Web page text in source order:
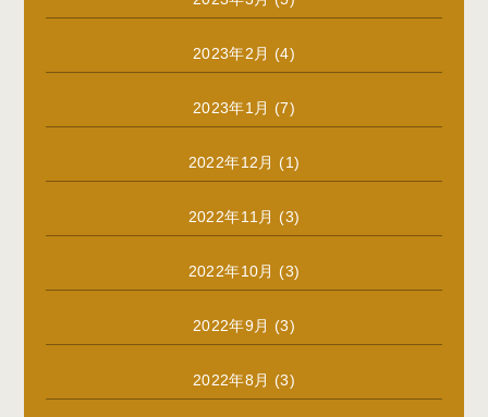
2023年2月 (4)
2023年1月 (7)
2022年12月 (1)
2022年11月 (3)
2022年10月 (3)
2022年9月 (3)
2022年8月 (3)